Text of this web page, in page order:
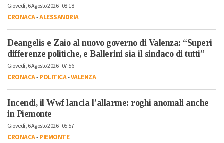
Giovedì, 6 Agosto 2026 - 08:18
CRONACA-ALESSANDRIA
Deangelis e Zaio al nuovo governo di Valenza: “Superi
differenze politiche, e Ballerini sia il sindaco di tutti”
Giovedì, 6 Agosto 2026 - 07:56
CRONACA-POLITICA-VALENZA
Incendi, il Wwf lancia l’allarme: roghi anomali anche
in Piemonte
Giovedì, 6 Agosto 2026 - 05:57
CRONACA-PIEMONTE